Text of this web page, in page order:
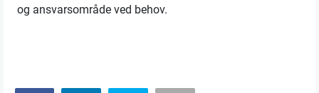
og ansvarsområde ved behov.